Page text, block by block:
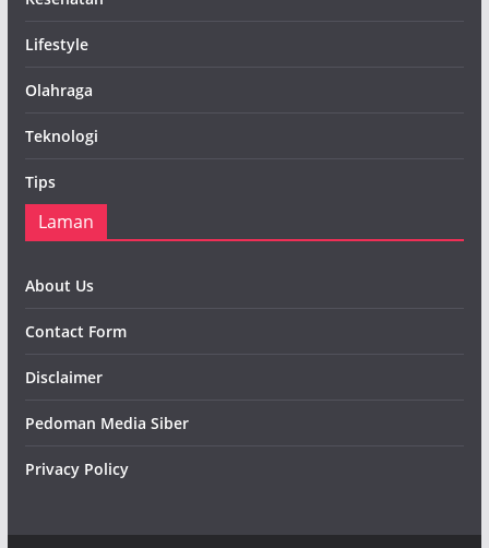
Lifestyle
Olahraga
Teknologi
Tips
Laman
About Us
Contact Form
Disclaimer
Pedoman Media Siber
Privacy Policy